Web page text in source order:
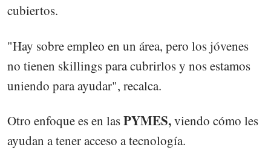
cubiertos.
"Hay sobre empleo en un área, pero los jóvenes
no tienen skillings para cubrirlos y nos estamos
uniendo para ayudar", recalca.
Otro enfoque es en lasPYMES,viendo cómo les
ayudan a tener acceso a tecnología.